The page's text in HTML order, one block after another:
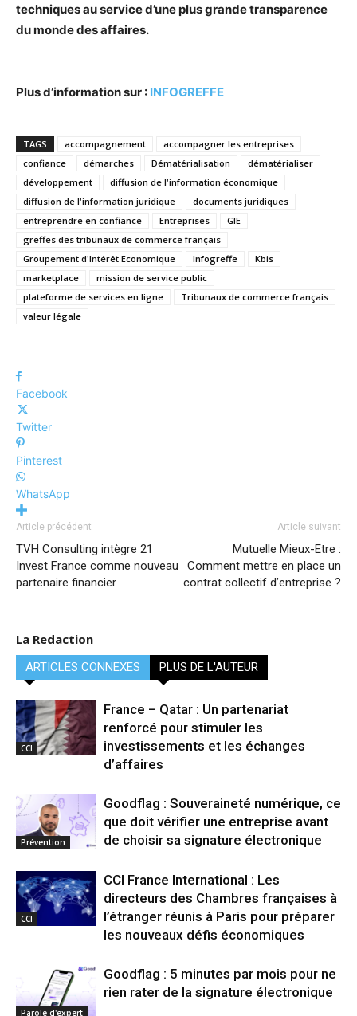
techniques au service d’une plus grande transparence
du monde des affaires.
Plus d’information sur : INFOGREFFE
TAGS accompagnement
accompagner les entreprises
confiance
démarches Dématérialisation
dématérialiser
développement
diffusion de l'information économique
diffusion de l'information juridique
documents juridiques
entreprendre en confiance
Entreprises
GIE
greffes des tribunaux de commerce français
Groupement d'Intérêt Economique
Infogreffe
Kbis
marketplace
mission de service public
plateforme de services en ligne
Tribunaux de commerce français
valeur légale
Facebook
Twitter
Pinterest
WhatsApp
Article précédent
TVH Consulting intègre 21
Invest France comme nouveau
partenaire financier
Article suivant
Mutuelle Mieux-Etre :
Comment mettre en place un
contrat collectif d’entreprise ?
La Redaction
ARTICLES CONNEXES PLUS DE L'AUTEUR
CCI
France – Qatar : Un partenariat
renforcé pour stimuler les
investissements et les échanges
d’affaires
Prévention
Goodflag : Souveraineté numérique, ce
que doit vérifier une entreprise avant
de choisir sa signature électronique
CCI
CCI France International : Les
directeurs des Chambres françaises à
l’étranger réunis à Paris pour préparer
les nouveaux défis économiques
Parole d'expert
Goodflag : 5 minutes par mois pour ne
rien rater de la signature électronique